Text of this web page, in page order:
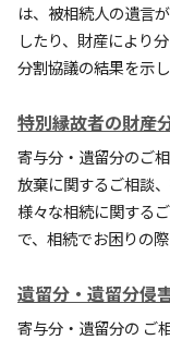
は、被相続人の遺言
したり、財産により
分割協議の結果を示
特別縁故者の財産
寄与分・遺留分のご相
放棄に関するご相談
様々な相続に関する
で、相続でお困りの
遺留分・遺留分侵
寄与分・遺留分の ご相